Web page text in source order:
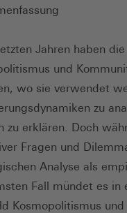
Jahren haben
und
wo sie verwendet
zu
zu erklären. Doch
Fragen und
Analyse als
Fall mündet es in
Kosmopolitismus